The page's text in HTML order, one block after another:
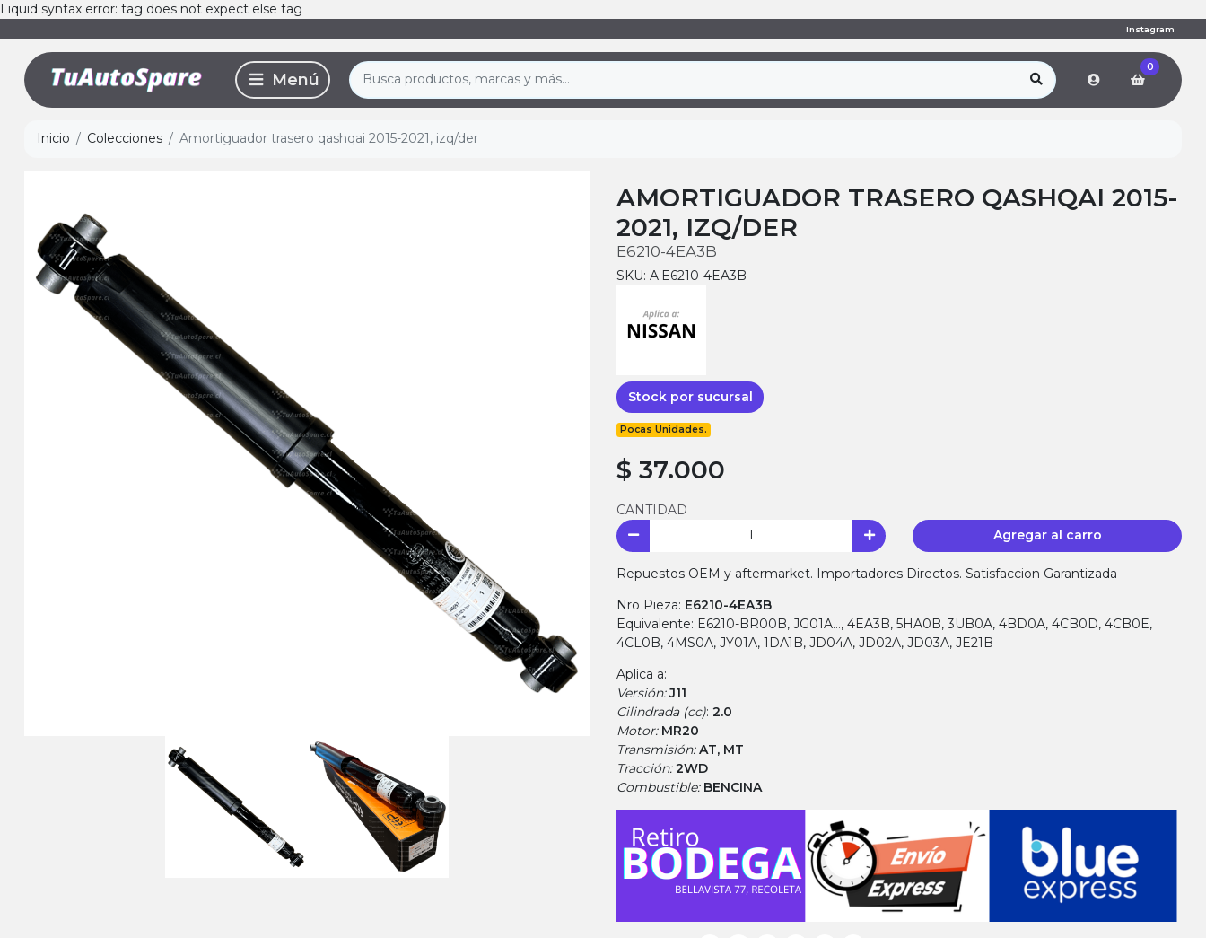
Liquid syntax error: tag does not expect else tag
Instagram
0
Inicio Colecciones Amortiguador trasero qashqai 2015-2021, izq/der
AMORTIGUADOR TRASERO QASHQAI 2015-
2021, IZQ/DER
E6210-4EA3B
SKU: A.E6210-4EA3B
Stock por sucursal
Pocas Unidades.
$ 37.000
CANTIDAD
Agregar al carro
Repuestos OEM y aftermarket. Importadores Directos. Satisfaccion Garantizada
Nro Pieza: E6210-4EA3B
Equivalente: E6210-BR00B, JG01A…, 4EA3B, 5HA0B, 3UB0A, 4BD0A, 4CB0D, 4CB0E,
4CL0B, 4MS0A, JY01A, 1DA1B, JD04A, JD02A, JD03A, JE21B
Aplica a:
Versión:J11
Cilindrada (cc): 2.0
Motor: MR20
Transmisión:AT, MT
Tracción:2WD
Combustible: BENCINA